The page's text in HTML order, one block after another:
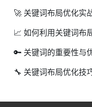
🚀 关键词布局优化实
📈 如何利用关键词布
🔑 关键词的重要性与
🔧 关键词布局优化技